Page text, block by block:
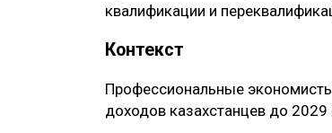
квалификации и
Контекст
Профессиональные
доходов казахстанцев до